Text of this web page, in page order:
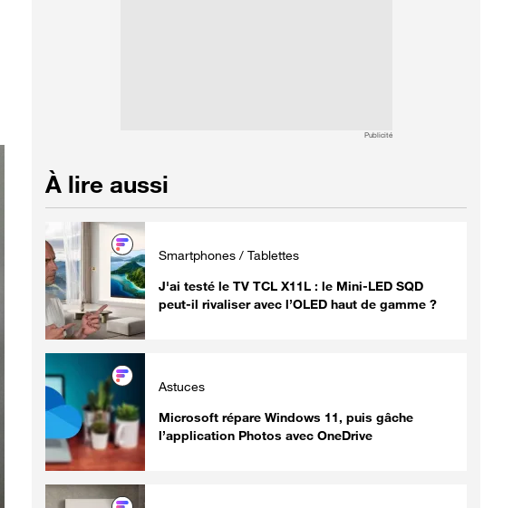
Publicité
À lire aussi
Smartphones / Tablettes
J'ai testé le TV TCL X11L : le Mini-LED SQD
peut-il rivaliser avec l’OLED haut de gamme ?
Astuces
Microsoft répare Windows 11, puis gâche
l’application Photos avec OneDrive